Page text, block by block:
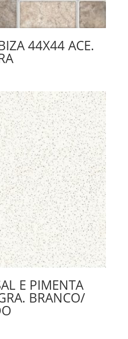
44X44 ACE.
E PIMENTA
BRANCO/